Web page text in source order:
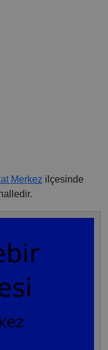
Merkez ilçesinde